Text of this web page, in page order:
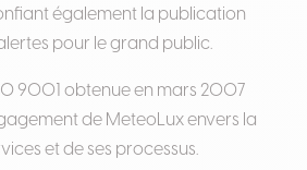
également la publication
pour le grand public.
9001 obtenue en mars 2007
de MeteoLux envers la
et de ses processus.